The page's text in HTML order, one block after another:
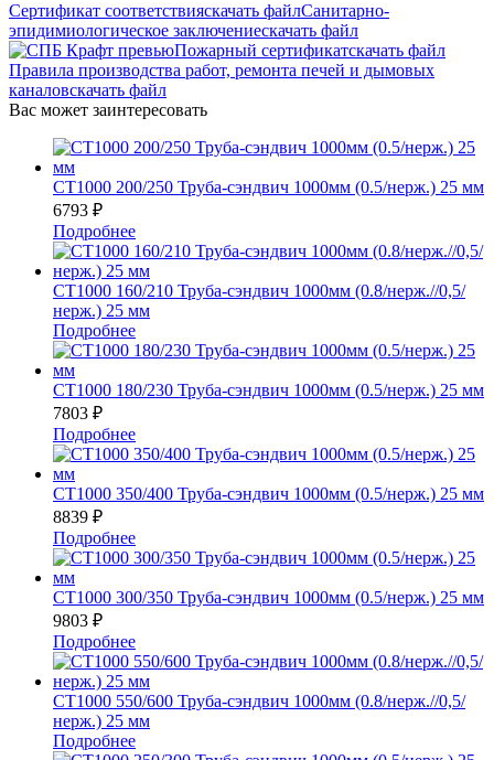
Сертификат соответствияскачать файлСанитарно-
эпидимиологическое заключениескачать файл
Пожарный сертификатскачать файл
Правила производства работ, ремонта печей и дымовых
каналовскачать файл
Вас может заинтересовать
СТ1000 200/250 Труба-сэндвич 1000мм (0.5/нерж.) 25 мм
6793 ₽
Подробнее
СТ1000 160/210 Труба-сэндвич 1000мм (0.8/нерж.//0,5/
нерж.) 25 мм
Подробнее
СТ1000 180/230 Труба-сэндвич 1000мм (0.5/нерж.) 25 мм
7803 ₽
Подробнее
СТ1000 350/400 Труба-сэндвич 1000мм (0.5/нерж.) 25 мм
8839 ₽
Подробнее
СТ1000 300/350 Труба-сэндвич 1000мм (0.5/нерж.) 25 мм
9803 ₽
Подробнее
СТ1000 550/600 Труба-сэндвич 1000мм (0.8/нерж.//0,5/
нерж.) 25 мм
Подробнее